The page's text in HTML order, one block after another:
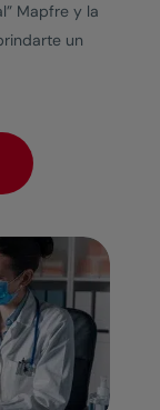
Mapfre y la
un